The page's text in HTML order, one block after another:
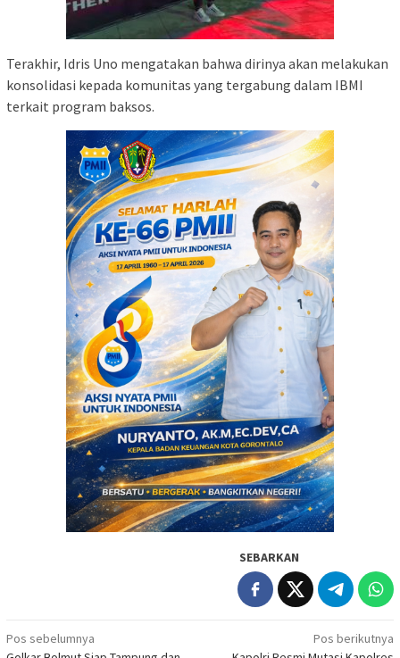
Terakhir, Idris Uno mengatakan bahwa dirinya akan melakukan
konsolidasi kepada komunitas yang tergabung dalam IBMI
terkait program baksos.
SEBARKAN
Navigasi
Pos sebelumnya
Pos berikutnya